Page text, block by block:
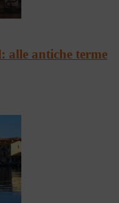
alle antiche terme